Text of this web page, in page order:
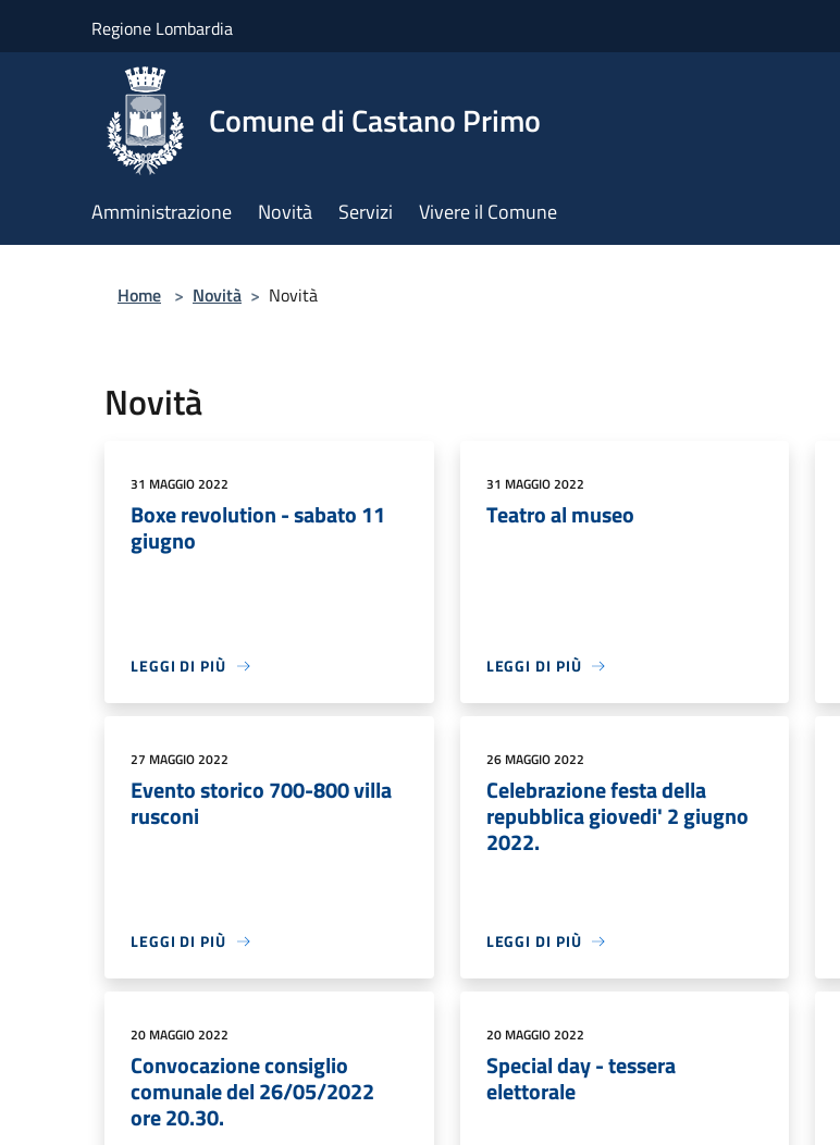
Regione Lombardia
Comune di Castano Primo
Amministrazione Novità Servizi Vivere il Comune
Home > Novità > Novità
Novità
31 MAGGIO 2022
Boxe revolution - sabato 11
giugno
LEGGI DI PIÙ
31 MAGGIO 2022
Teatro al museo
LEGGI DI PIÙ
27 MAGGIO 2022
Evento storico 700-800 villa
rusconi
LEGGI DI PIÙ
26 MAGGIO 2022
Celebrazione festa della
repubblica giovedi' 2 giugno
2022.
LEGGI DI PIÙ
20 MAGGIO 2022
Convocazione consiglio
comunale del 26/05/2022
ore 20.30.
20 MAGGIO 2022
Special day - tessera
elettorale